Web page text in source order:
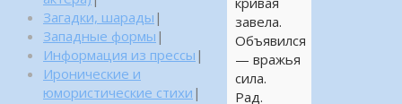
завела.
Объявился
— вражья
сила.
Рад.
Загадки, шарады |
Западные формы |
Информация из прессы |
Иронические и
юмористические стихи |